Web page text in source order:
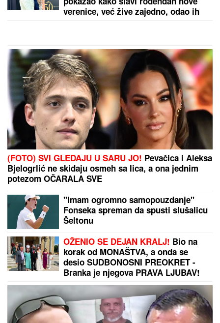
Kurti dobio jaje u glavu! Opšti haos
u Prištini! (VIDEO)
HITNO SE OGLASIO HANTER BAJDEN:Progovorio
o zdravstevnom stanju oca - "Veoma je bolno
gledati"
"TO MU JE MOJ POKLON ZA SVADBU"Jovana
Jeremić brutalno o Draganovoj veridbi, DETALJIMA
VENČANJA SA TIGROM, žestoko preti:"Nisam ušla